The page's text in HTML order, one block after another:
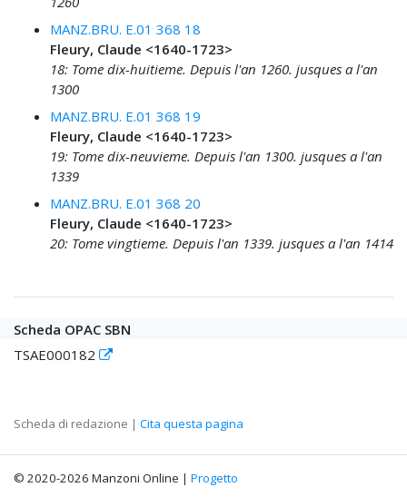
MANZ.BRU. E.01 368 18
Fleury, Claude <1640-1723>
18: Tome dix-huitieme. Depuis l'an 1260. jusques a l'an
1300
MANZ.BRU. E.01 368 19
Fleury, Claude <1640-1723>
19: Tome dix-neuvieme. Depuis l'an 1300. jusques a l'an
1339
MANZ.BRU. E.01 368 20
Fleury, Claude <1640-1723>
20: Tome vingtieme. Depuis l'an 1339. jusques a l'an 1414
Scheda OPAC SBN
TSAE000182
Scheda di redazione | Cita questa pagina
© 2020-2026 Manzoni Online | Progetto